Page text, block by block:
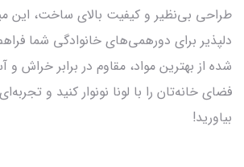
طراحی بی‌نظیر و کیفیت بالای ساخت، این
دلپذیر برای دورهمی‌های خانوادگی شما
شده از بهترین مواد، مقاوم در برابر خراش
فضای خانه‌تان را با لونا نونوار کنید و
بیاورید!